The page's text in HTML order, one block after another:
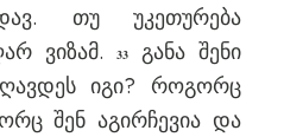
თუ უკეთურება
ვიზამ.33
განა შენი
იგი? როგორც
შენ აგირჩევია და